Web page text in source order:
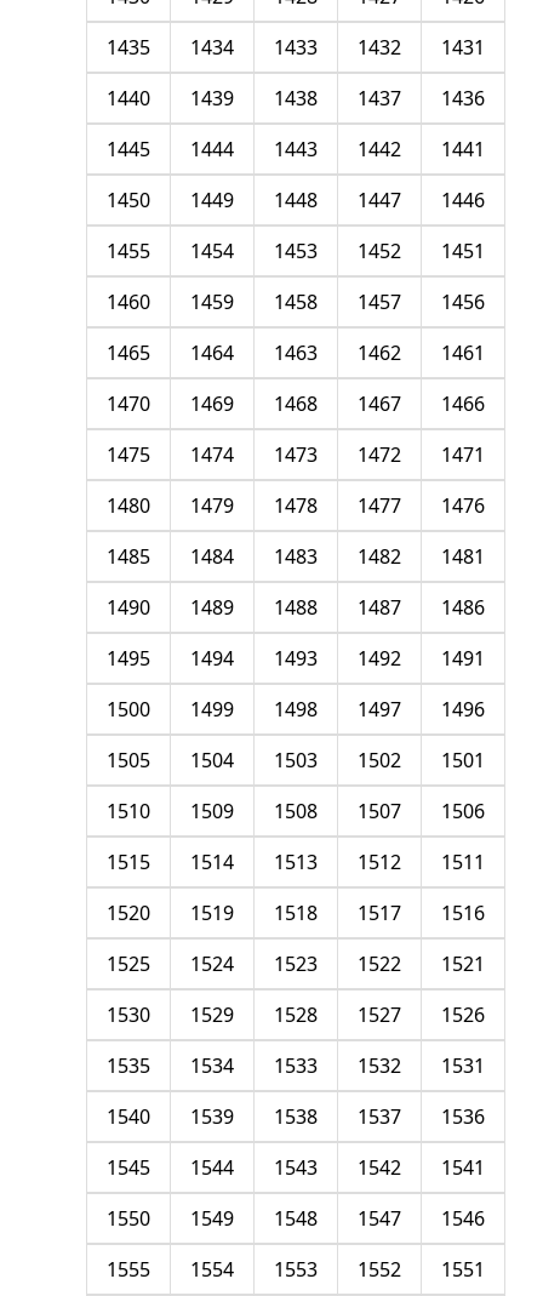
1431
1432
1433
1434
1435
1436
1437
1438
1439
1440
1441
1442
1443
1444
1445
1446
1447
1448
1449
1450
1451
1452
1453
1454
1455
1456
1457
1458
1459
1460
1461
1462
1463
1464
1465
1466
1467
1468
1469
1470
1471
1472
1473
1474
1475
1476
1477
1478
1479
1480
1481
1482
1483
1484
1485
1486
1487
1488
1489
1490
1491
1492
1493
1494
1495
1496
1497
1498
1499
1500
1501
1502
1503
1504
1505
1506
1507
1508
1509
1510
1511
1512
1513
1514
1515
1516
1517
1518
1519
1520
1521
1522
1523
1524
1525
1526
1527
1528
1529
1530
1531
1532
1533
1534
1535
1536
1537
1538
1539
1540
1541
1542
1543
1544
1545
1546
1547
1548
1549
1550
1551
1552
1553
1554
1555